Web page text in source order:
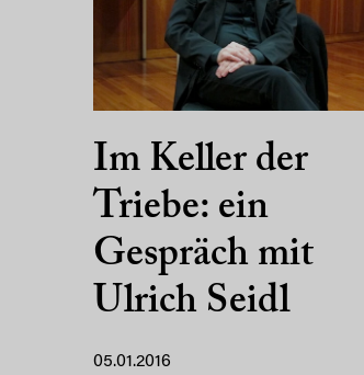
Im Keller der
Triebe: ein
Gespräch mit
Ulrich Seidl
05.01.2016